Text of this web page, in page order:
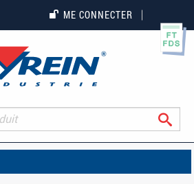
ME CONNECTER